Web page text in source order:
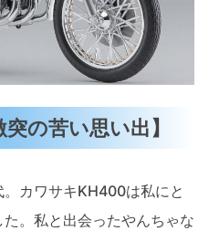
の苦い思い出】
カワサキKH400は私にと
。私と出会ったやんちゃな